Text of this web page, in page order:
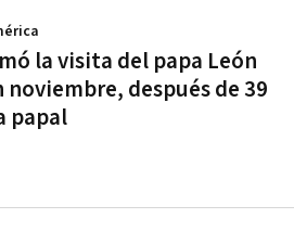
la visita del papa León
noviembre, después de 39
papal